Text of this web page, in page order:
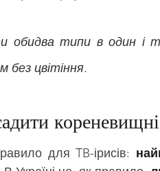
обидва типи в один і
без цвітіння.
для TB-ірисів: